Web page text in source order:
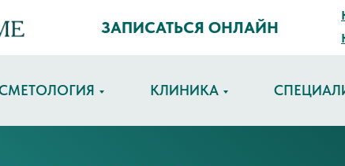
ЗАПИСАТЬСЯ ОНЛАЙН
КЛИНИКА